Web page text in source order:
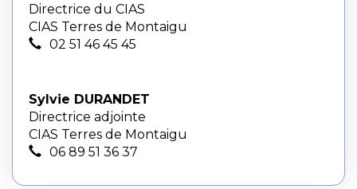
Directrice du CIAS
CIAS Terres de Montaigu
02 51 46 45 45
Sylvie DURANDET
Directrice adjointe
CIAS Terres de Montaigu
06 89 51 36 37